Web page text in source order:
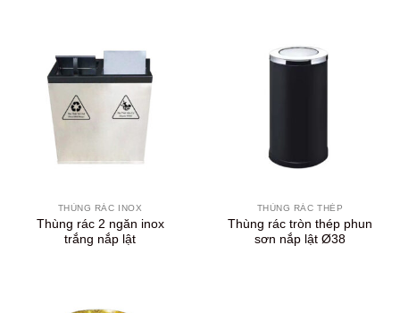
THÙNG RÁC INOX
Thùng rác 2 ngăn inox
trắng nắp lật
THÙNG RÁC THÉP
Thùng rác tròn thép phun
sơn nắp lật Ø38